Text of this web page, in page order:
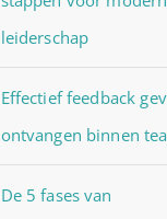
leiderschap
Effectief feedback
ontvangen binnen
De 5 fases van